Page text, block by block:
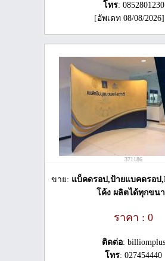
โทร: 0852801230
[อัพเดท 08/08/2026]
371186
ขาย: แบ็คดรอป,ป้ายแบคดรอป
โค้ง ผลิตได้ทุกขน
ราคา : 0
ติดต่อ: billiomplus
โทร: 027454440